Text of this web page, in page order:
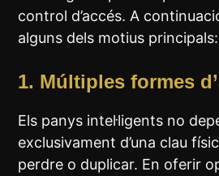
control d’accés. A
alguns dels motius principals:
1. Múltiples formes
Els panys intel·ligents no
exclusivament d’una clau
perdre o duplicar. En oferir